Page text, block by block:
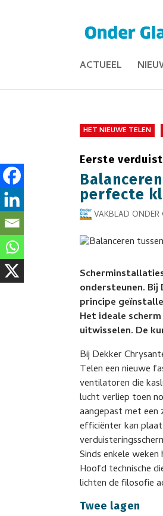
ACTUEEL
HET NIEUWE TELEN
Eerste
perfecte
VAKBLAD ONDER
ondersteunen.
principe
Het ideale
uitwisselen. De
Bij Dekker
Telen een nieuwe
ventilatoren die
lucht verliep toen
aangepast met een
efficiënter kan
Sinds enkele
Hoofd technische
lichten de filosofie
Twee lagen